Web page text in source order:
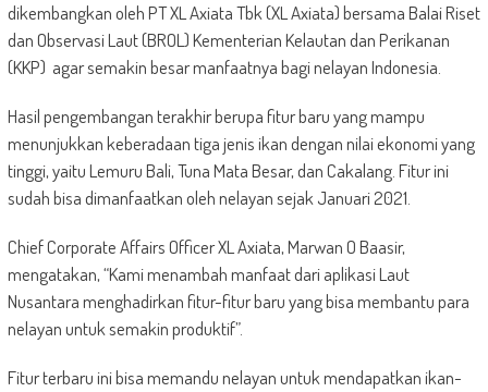
dikembangkan oleh PT XL Axiata Tbk (XL Axiata) bersama Balai Riset
dan Observasi Laut (BROL) Kementerian Kelautan dan Perikanan
(KKP) agar semakin besar manfaatnya bagi nelayan Indonesia.
Hasil pengembangan terakhir berupa fitur baru yang mampu
menunjukkan keberadaan tiga jenis ikan dengan nilai ekonomi yang
tinggi, yaitu Lemuru Bali, Tuna Mata Besar, dan Cakalang. Fitur ini
sudah bisa dimanfaatkan oleh nelayan sejak Januari 2021.
Chief Corporate Affairs Officer XL Axiata, Marwan O Baasir,
mengatakan, “Kami menambah manfaat dari aplikasi Laut
Nusantara menghadirkan fitur-fitur baru yang bisa membantu para
nelayan untuk semakin produktif”.
Fitur terbaru ini bisa memandu nelayan untuk mendapatkan ikan-